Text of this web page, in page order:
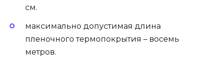
см.
максимально допустимая длина
пленочного термопокрытия – восемь
метров.